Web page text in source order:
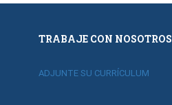
TRABAJE CON NOSOTROS
ADJUNTE SU CURRÍCULUM